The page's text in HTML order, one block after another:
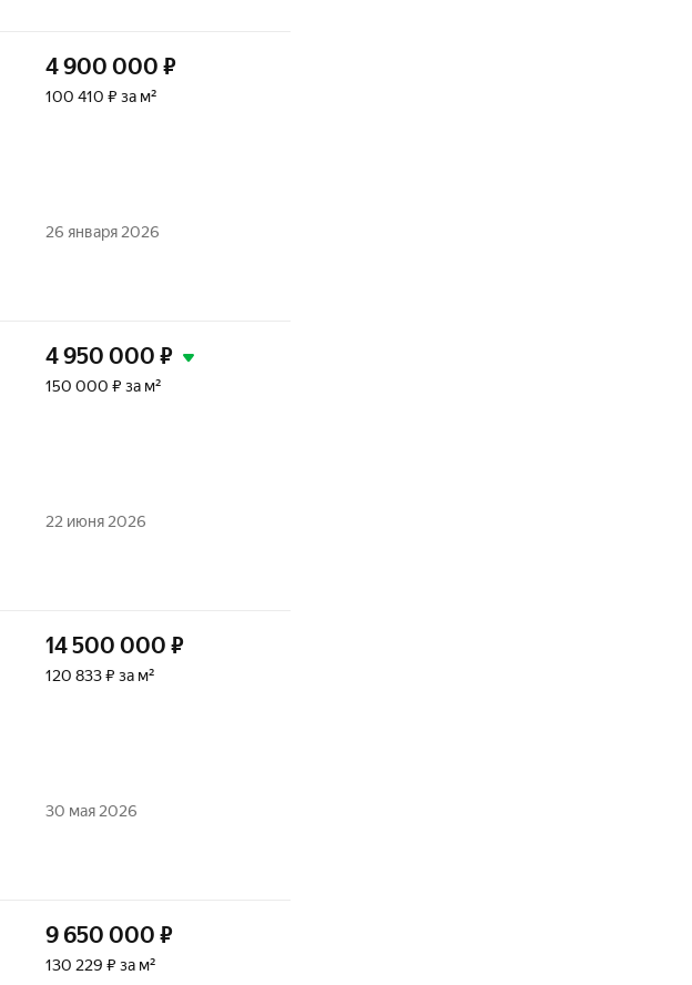
4 900 000 ₽
100 410 ₽ за м²
26 января 2026
4 950 000 ₽
150 000 ₽ за м²
22 июня 2026
14 500 000 ₽
120 833 ₽ за м²
30 мая 2026
9 650 000 ₽
130 229 ₽ за м²